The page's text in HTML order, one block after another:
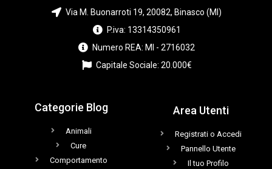
Via M. Buonarroti 19, 20082, Binasco (MI)
P.iva: 13314350961
Numero REA: MI - 2716032
Capitale Sociale: 20.000€
Categorie Blog
Animali
Cure
Comportamento
Area Utenti
Registrati o Accedi
Pannello Utente
Il tuo Profilo